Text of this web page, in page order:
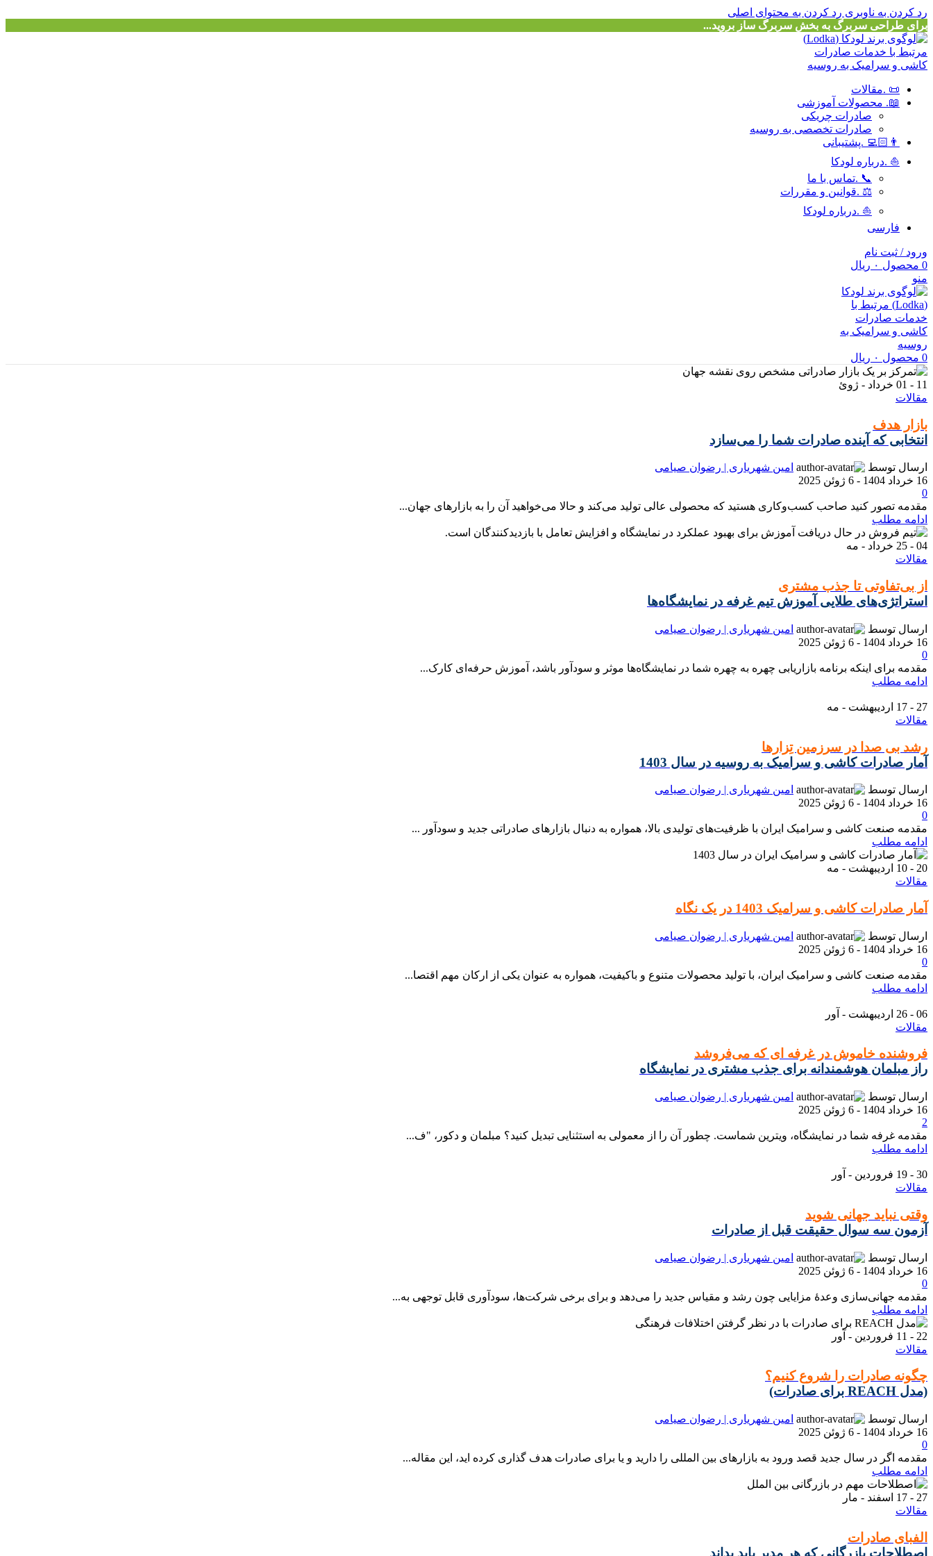
رد کردن به ناوبری رد کردن به محتوای اصلی
برای طراحی سربرگ به بخش سربرگ ساز بروید...
📜 .مقالات
📖. محصولات آموزشی
صادرات چریکی
صادرات تخصصی به روسیه
👨🏻‍💻 .پشتیبانی
⛵ .درباره لودکا
📞 .تماس با ما
⚖️ .قوانین و مقررات
⛵ .درباره لودکا
فارسی
ورود / ثبت نام
0 محصول ۰ ریال
منو
0 محصول ۰ ریال
11 - 01
خرداد - ژوئ
مقالات
بازار هدف
انتخابی که آینده صادرات شما را می‌سازد
ارسال توسط
امین شهریاری | رضوان صیامی
16 خرداد 1404 - 6 ژوئن 2025
0
مقدمه تصور کنید صاحب کسب‌وکاری هستید که محصولی عالی تولید می‌کند و حالا می‌خواهید آن را به بازارهای جهان...
ادامه مطلب
04 - 25
خرداد - مه
مقالات
از بی‌تفاوتی تا جذب مشتری
استراتژی‌های طلایی آموزش تیم غرفه در نمایشگاه‌ها
ارسال توسط
امین شهریاری | رضوان صیامی
16 خرداد 1404 - 6 ژوئن 2025
0
مقدمه برای اینکه برنامه بازاریابی چهره به چهره شما در نمایشگاه‌ها موثر و سودآور باشد، آموزش حرفه‌ای کارک...
ادامه مطلب
27 - 17
اردیبهشت - مه
مقالات
رشد بی صدا در سرزمین تِزارها
آمار صادرات کاشی و سرامیک به روسیه در سال 1403
ارسال توسط
امین شهریاری | رضوان صیامی
16 خرداد 1404 - 6 ژوئن 2025
0
مقدمه صنعت کاشی و سرامیک ایران با ظرفیت‌های تولیدی بالا، همواره به دنبال بازارهای صادراتی جدید و سودآور ...
ادامه مطلب
20 - 10
اردیبهشت - مه
مقالات
آمار صادرات کاشی و سرامیک 1403 در یک نگاه
ارسال توسط
امین شهریاری | رضوان صیامی
16 خرداد 1404 - 6 ژوئن 2025
0
مقدمه صنعت کاشی و سرامیک ایران، با تولید محصولات متنوع و باکیفیت، همواره به عنوان یکی از ارکان مهم اقتصا...
ادامه مطلب
06 - 26
اردیبهشت - آور
مقالات
فروشنده خاموش در غرفه ای که می‌فروشد
راز مبلمان هوشمندانه برای جذب مشتری در نمایشگاه
ارسال توسط
امین شهریاری | رضوان صیامی
16 خرداد 1404 - 6 ژوئن 2025
2
مقدمه غرفه شما در نمایشگاه، ویترین شماست. چطور آن را از معمولی به استثنایی تبدیل کنید؟ مبلمان و دکور، "ف...
ادامه مطلب
30 - 19
فروردین - آور
مقالات
وقتی نباید جهانی شوید
آزمون سه سوال حقیقت قبل از صادرات
ارسال توسط
امین شهریاری | رضوان صیامی
16 خرداد 1404 - 6 ژوئن 2025
0
مقدمه جهانی‌سازی وعدهٔ مزایایی چون رشد و مقیاس جدید را می‌دهد و برای برخی شرکت‌ها، سودآوری قابل توجهی به...
ادامه مطلب
22 - 11
فروردین - آور
مقالات
چگونه صادرات را شروع کنیم؟
(مدل REACH برای صادرات)
ارسال توسط
امین شهریاری | رضوان صیامی
16 خرداد 1404 - 6 ژوئن 2025
0
مقدمه اگر در سال جدید قصد ورود به بازارهای بین المللی را دارید و یا برای صادرات هدف گذاری کرده اید، این مقاله...
ادامه مطلب
27 - 17
اسفند - مار
مقالات
الفبای صادرات
اصطلاحات بازرگانی که هر مدیر باید بداند